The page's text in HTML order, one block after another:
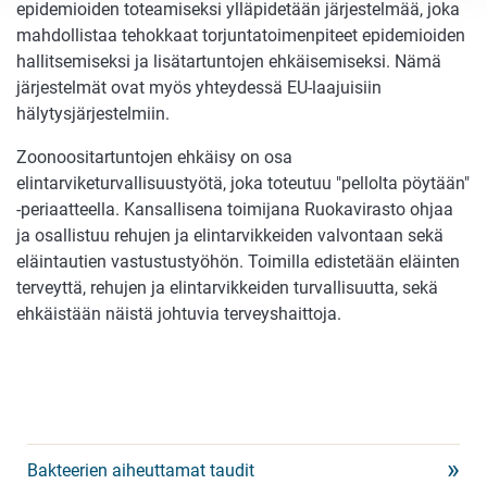
epidemioiden toteamiseksi ylläpidetään järjestelmää, joka
mahdollistaa tehokkaat torjuntatoimenpiteet epidemioiden
hallitsemiseksi ja lisätartuntojen ehkäisemiseksi. Nämä
järjestelmät ovat myös yhteydessä EU-laajuisiin
hälytysjärjestelmiin.
Zoonoositartuntojen ehkäisy on osa
elintarviketurvallisuustyötä, joka toteutuu "pellolta pöytään"
-periaatteella. Kansallisena toimijana Ruokavirasto ohjaa
ja osallistuu rehujen ja elintarvikkeiden valvontaan sekä
eläintautien vastustustyöhön. Toimilla edistetään eläinten
terveyttä, rehujen ja elintarvikkeiden turvallisuutta, sekä
ehkäistään näistä johtuvia terveyshaittoja.
Bakteerien aiheuttamat taudit